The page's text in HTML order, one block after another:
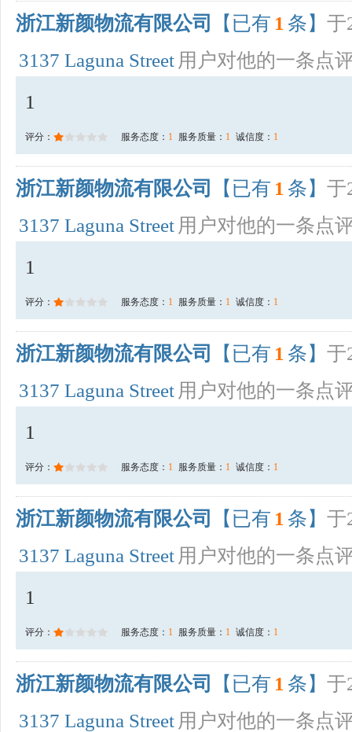
浙江新颜物流有限公司 【已有 1 条】 于
3137 Laguna Street 用户对他的一条点
1
评分： 服务态度： 1 服务质量： 1 诚信度： 1
浙江新颜物流有限公司 【已有 1 条】 于
3137 Laguna Street 用户对他的一条点
1
评分： 服务态度： 1 服务质量： 1 诚信度： 1
浙江新颜物流有限公司 【已有 1 条】 于
3137 Laguna Street 用户对他的一条点
1
评分： 服务态度： 1 服务质量： 1 诚信度： 1
浙江新颜物流有限公司 【已有 1 条】 于
3137 Laguna Street 用户对他的一条点
1
评分： 服务态度： 1 服务质量： 1 诚信度： 1
浙江新颜物流有限公司 【已有 1 条】 于
3137 Laguna Street 用户对他的一条点